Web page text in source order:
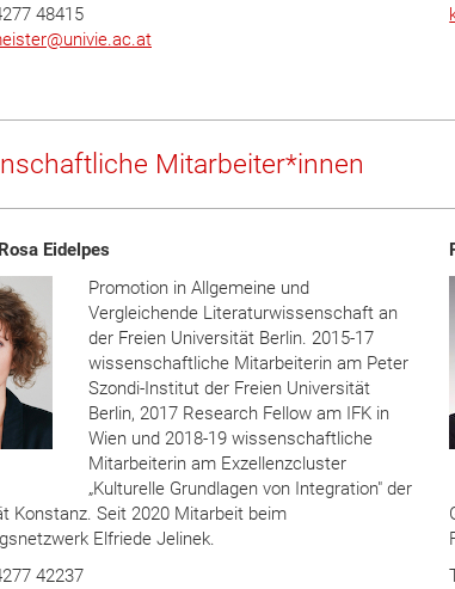
48415
@univie.ac.at
Mitarbeiter*innen
Eidelpes
Promotion in Allgemeine und
Vergleichende Literaturwissenschaft an
der Freien Universität Berlin. 2015-17
wissenschaftliche Mitarbeiterin am Peter
Szondi-Institut der Freien Universität
Berlin, 2017 Research Fellow am IFK in
Wien und 2018-19 wissenschaftliche
Mitarbeiterin am Exzellenzcluster
„Kulturelle Grundlagen von Integration" der
Konstanz. Seit 2020 Mitarbeit beim
Elfriede Jelinek.
42237